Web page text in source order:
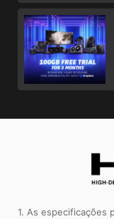
1. As especificações